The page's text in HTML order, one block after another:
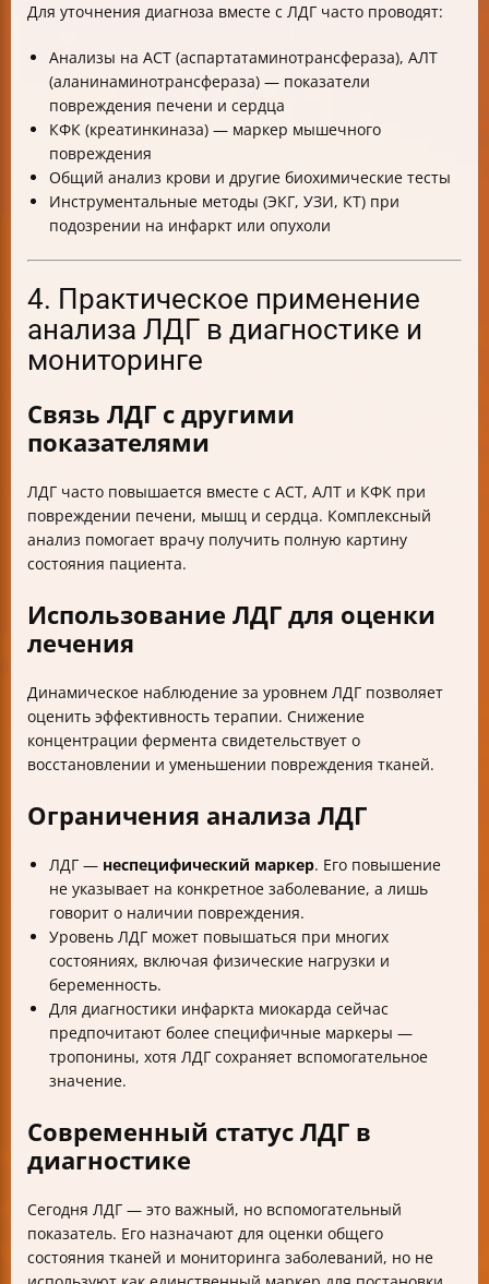
Для уточнения диагноза вместе с ЛДГ часто проводят:
Анализы на АСТ (аспартатаминотрансфераза), АЛТ
(аланинаминотрансфераза) — показатели
повреждения печени и сердца
КФК (креатинкиназа) — маркер мышечного
повреждения
Общий анализ крови и другие биохимические тесты
Инструментальные методы (ЭКГ, УЗИ, КТ) при
подозрении на инфаркт или опухоли
4. Практическое применение
анализа ЛДГ в диагностике и
мониторинге
Связь ЛДГ с другими
показателями
ЛДГ часто повышается вместе с АСТ, АЛТ и КФК при
повреждении печени, мышц и сердца. Комплексный
анализ помогает врачу получить полную картину
состояния пациента.
Использование ЛДГ для оценки
лечения
Динамическое наблюдение за уровнем ЛДГ позволяет
оценить эффективность терапии. Снижение
концентрации фермента свидетельствует о
восстановлении и уменьшении повреждения тканей.
Ограничения анализа ЛДГ
ЛДГ — неспецифический маркер. Его повышение
не указывает на конкретное заболевание, а лишь
говорит о наличии повреждения.
Уровень ЛДГ может повышаться при многих
состояниях, включая физические нагрузки и
беременность.
Для диагностики инфаркта миокарда сейчас
предпочитают более специфичные маркеры —
тропонины, хотя ЛДГ сохраняет вспомогательное
значение.
Современный статус ЛДГ в
диагностике
Сегодня ЛДГ — это важный, но вспомогательный
показатель. Его назначают для оценки общего
состояния тканей и мониторинга заболеваний, но не